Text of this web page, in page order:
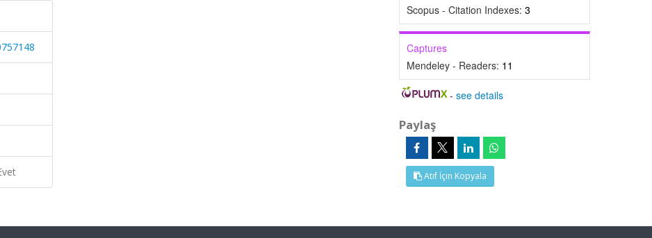
Scopus - Citation Indexes: 3
Captures
Mendeley - Readers: 11
-see details
Paylaş
Atıf İçin Kopyala